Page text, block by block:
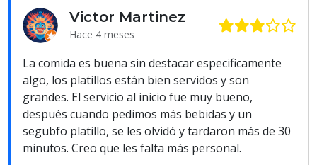
Victor Martinez
Hace 4 meses
La comida es buena sin destacar especificamente
algo, los platillos están bien servidos y son
grandes. El servicio al inicio fue muy bueno,
después cuando pedimos más bebidas y un
segubfo platillo, se les olvidó y tardaron más de 30
minutos. Creo que les falta más personal.